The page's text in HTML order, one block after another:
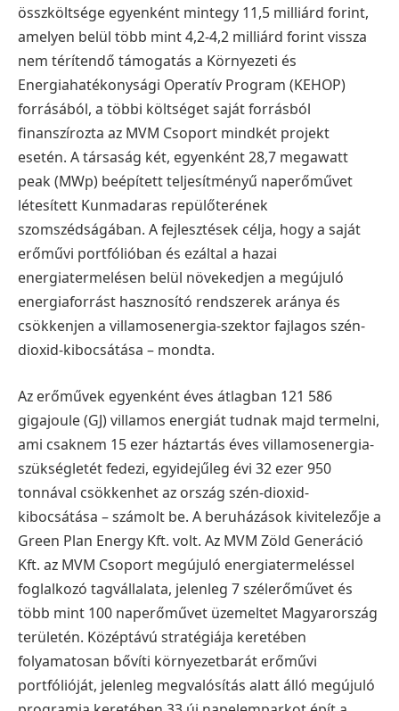
összköltsége egyenként mintegy 11,5 milliárd forint,
amelyen belül több mint 4,2-4,2 milliárd forint vissza
nem térítendő támogatás a Környezeti és
Energiahatékonysági Operatív Program (KEHOP)
forrásából, a többi költséget saját forrásból
finanszírozta az MVM Csoport mindkét projekt
esetén. A társaság két, egyenként 28,7 megawatt
peak (MWp) beépített teljesítményű naperőművet
létesített Kunmadaras repülőterének
szomszédságában. A fejlesztések célja, hogy a saját
erőművi portfólióban és ezáltal a hazai
energiatermelésen belül növekedjen a megújuló
energiaforrást hasznosító rendszerek aránya és
csökkenjen a villamosenergia-szektor fajlagos szén-
dioxid-kibocsátása – mondta.
Az erőművek egyenként éves átlagban 121 586
gigajoule (GJ) villamos energiát tudnak majd termelni,
ami csaknem 15 ezer háztartás éves villamosenergia-
szükségletét fedezi, egyidejűleg évi 32 ezer 950
tonnával csökkenhet az ország szén-dioxid-
kibocsátása – számolt be. A beruházások kivitelezője a
Green Plan Energy Kft. volt. Az MVM Zöld Generáció
Kft. az MVM Csoport megújuló energiatermeléssel
foglalkozó tagvállalata, jelenleg 7 szélerőművet és
több mint 100 naperőművet üzemeltet Magyarország
területén. Középtávú stratégiája keretében
folyamatosan bővíti környezetbarát erőművi
portfólióját, jelenleg megvalósítás alatt álló megújuló